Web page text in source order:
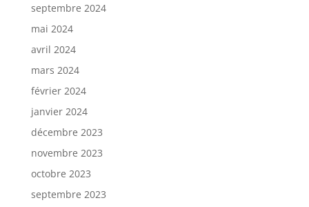
septembre 2024
mai 2024
avril 2024
mars 2024
février 2024
janvier 2024
décembre 2023
novembre 2023
octobre 2023
septembre 2023